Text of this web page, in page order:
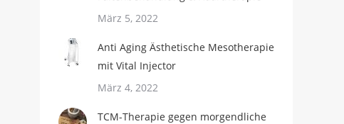
März 5, 2022
Anti Aging Ästhetische Mesotherapie
mit Vital Injector
März 4, 2022
TCM-Therapie gegen morgendliche